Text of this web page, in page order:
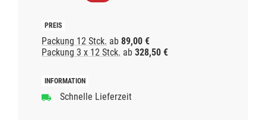
Packung 12 Stck. ab 89,00 €
Packung 3 x 12 Stck. ab 328,50 €
Schnelle Lieferzeit